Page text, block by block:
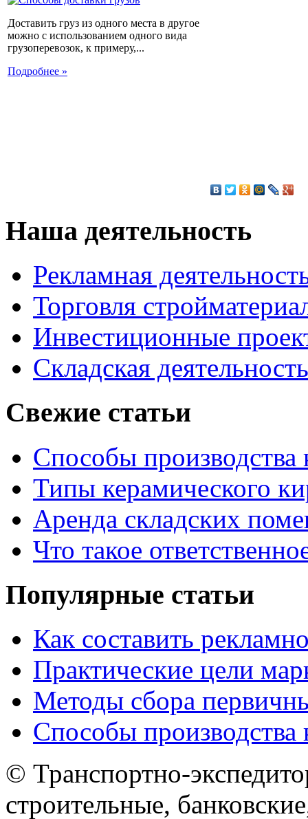
Доставить груз из одного места в другое
можно с использованием одного вида
грузоперевозок, к примеру,...
Подробнее »
Наша деятельность
Рекламная
Торговля
Инвестиционные
Складская деятельность
Свежие статьи
Способы производства
Типы керамического
Аренда складских
Что такое
Популярные статьи
Как составить
Практические цели
Методы сбора
Способы производства
© Транспортно-
строительные,